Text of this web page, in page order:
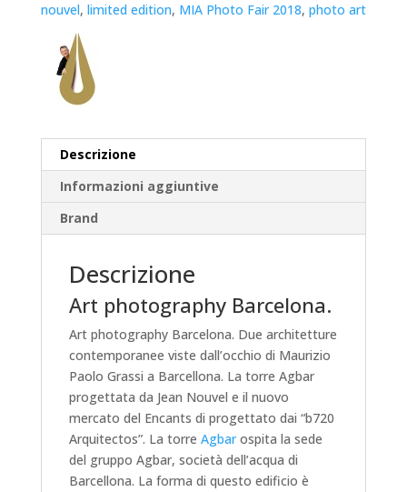
nouvel, limited edition, MIA Photo Fair 2018, photo art
Descrizione
Informazioni aggiuntive
Brand
Descrizione
Art photography Barcelona.
Art photography Barcelona. Due architetture
contemporanee viste dall’occhio di Maurizio
Paolo Grassi a Barcellona. La torre Agbar
progettata da Jean Nouvel e il nuovo
mercato del Encants di progettato dai “b720
Arquitectos”. La torre Agbarospita la sede
del gruppo Agbar, società dell’acqua di
Barcellona. La forma di questo edificio è